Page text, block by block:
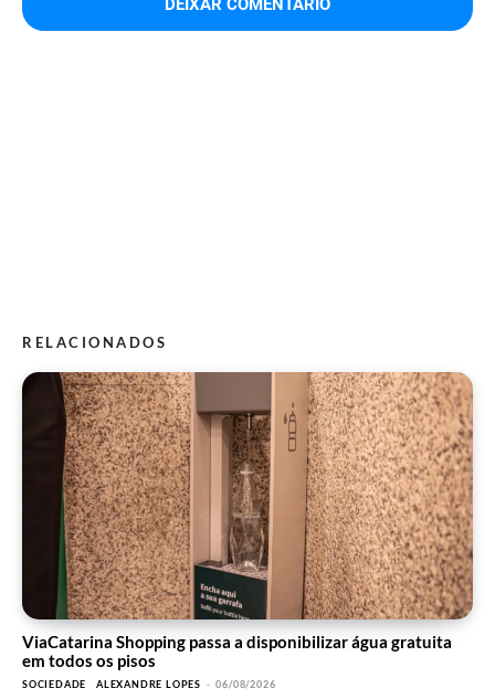
RELACIONADOS
ViaCatarina Shopping passa a disponibilizar água gratuita
em todos os pisos
SOCIEDADE ALEXANDRE LOPES - 06/08/2026